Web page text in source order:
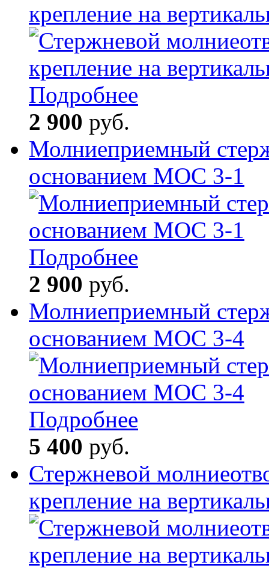
крепление на
Подробнее
2 900 руб.
Молниеприемный
основанием МОС 3-1
Подробнее
2 900 руб.
Молниеприемный
основанием МОС 3-4
Подробнее
5 400 руб.
Стержневой
крепление на